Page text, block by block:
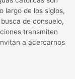
largo de los siglos,
de consuelo,
transmiten
a acercarnos